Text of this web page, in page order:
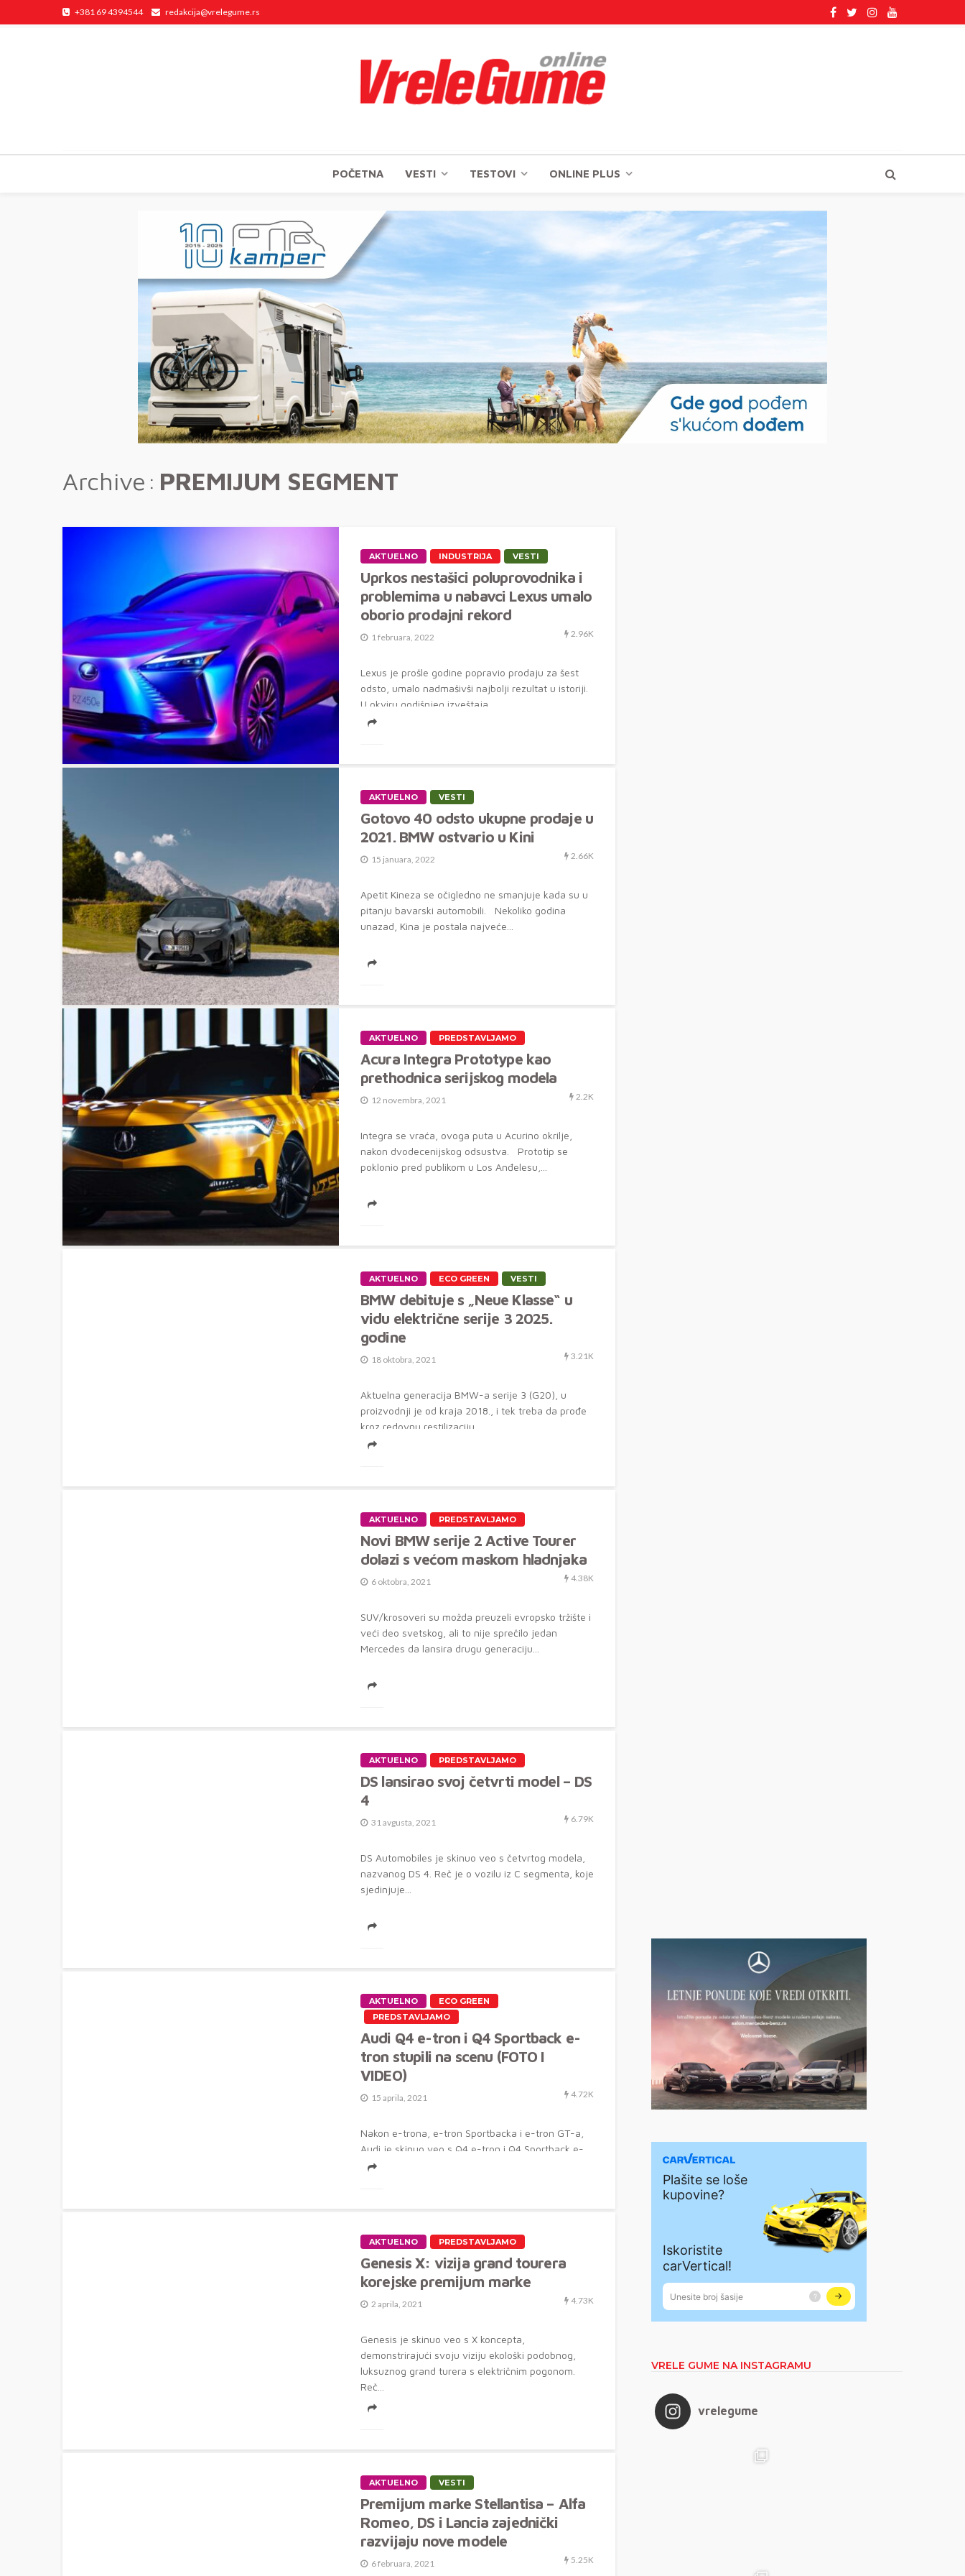
+381 69 4394544 redakcija@vrelegume.rs
POČETNA VESTI TESTOVI ONLINE PLUS
Archive PREMIJUM SEGMENT
AKTUELNO INDUSTRIJA VESTI
Uprkos nestašici poluprovodnika i
problemima u nabavci Lexus umalo
oborio prodajni rekord
1 februara, 2022 2.96K
Lexus je prošle godine popravio prodaju za šest
odsto, umalo nadmašivši najbolji rezultat u istoriji.
U okviru godišnjeg izveštaja,...
AKTUELNO VESTI
Gotovo 40 odsto ukupne prodaje u
2021. BMW ostvario u Kini
15 januara, 2022 2.66K
Apetit Kineza se očigledno ne smanjuje kada su u
pitanju bavarski automobili. Nekoliko godina
unazad, Kina je postala najveće...
AKTUELNO PREDSTAVLJAMO
Acura Integra Prototype kao
prethodnica serijskog modela
12 novembra, 2021 2.2K
Integra se vraća, ovoga puta u Acurino okrilje,
nakon dvodecenijskog odsustva. Prototip se
poklonio pred publikom u Los Anđelesu,...
AKTUELNO ECO GREEN VESTI
BMW debituje s „Neue Klasse“ u
vidu električne serije 3 2025.
godine
18 oktobra, 2021 3.21K
Aktuelna generacija BMW-a serije 3 (G20), u
proizvodnji je od kraja 2018., i tek treba da prođe
kroz redovnu restilizaciju....
AKTUELNO PREDSTAVLJAMO
Novi BMW serije 2 Active Tourer
dolazi s većom maskom hladnjaka
6 oktobra, 2021 4.38K
SUV/krosoveri su možda preuzeli evropsko tržište i
veći deo svetskog, ali to nije sprečilo jedan
Mercedes da lansira drugu generaciju...
AKTUELNO PREDSTAVLJAMO
DS lansirao svoj četvrti model – DS
4
31 avgusta, 2021 6.79K
DS Automobiles je skinuo veo s četvrtog modela,
nazvanog DS 4. Reč je o vozilu iz C segmenta, koje
sjedinjuje...
AKTUELNO
ECO GREEN
PREDSTAVLJAMO
Audi Q4 e-tron i Q4 Sportback e-
tron stupili na scenu (FOTO I
VIDEO)
15 aprila, 2021 4.72K
Nakon e-trona, e-tron Sportbacka i e-tron GT-a,
Audi je skinuo veo s Q4 e-tron i Q4 Sportback e-
tron modela. ...
AKTUELNO PREDSTAVLJAMO
Genesis X: vizija grand tourera
korejske premijum marke
2 aprila, 2021 4.73K
Genesis je skinuo veo s X koncepta,
demonstrirajući svoju viziju ekološki podobnog,
luksuznog grand turera s električnim pogonom.
Reč...
AKTUELNO VESTI
Premijum marke Stellantisa – Alfa
Romeo, DS i Lancia zajednički
razvijaju nove modele
6 februara, 2021 5.25K
VRELE GUME NA INSTAGRAMU
vrelegume